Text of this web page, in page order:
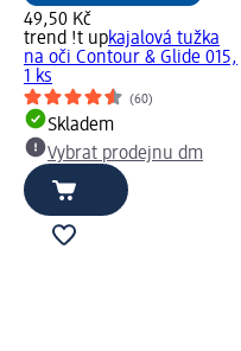
49,50 Kč
trend !t upkajalová tužka
na oči Contour & Glide 015,
1 ks
(60)
Skladem
Vybrat prodejnu dm